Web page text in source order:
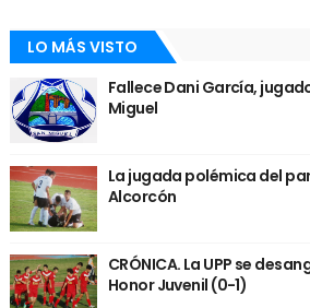
LO MÁS VISTO
Fallece Dani García,
Miguel
La jugada polémica del
Alcorcón
CRÓNICA. La UPP se
Honor Juvenil (0-1)